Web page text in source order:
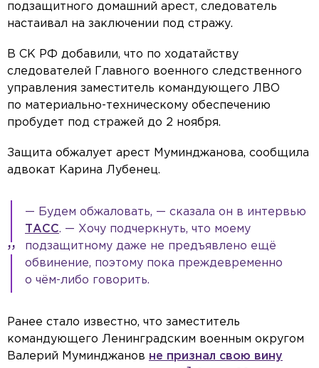
подзащитного домашний арест, следователь
настаивал на заключении под стражу.
В СК РФ добавили, что по ходатайству
следователей Главного военного следственного
управления заместитель командующего ЛВО
по материально-техническому обеспечению
пробудет под стражей до 2 ноября.
Защита обжалует арест Муминджанова, сообщила
адвокат Карина Лубенец.
— Будем обжаловать, — сказала он в интервью
ТАСС. — Хочу подчеркнуть, что моему
подзащитному даже не предъявлено ещё
обвинение, поэтому пока преждевременно
о чём-либо говорить.
Ранее стало известно, что заместитель
командующего Ленинградским военным округом
Валерий Муминджанов не признал свою вину